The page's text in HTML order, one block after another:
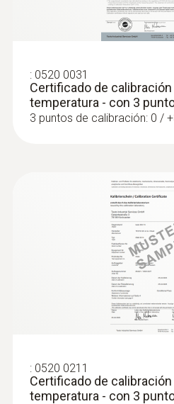
Set combinado 1 para
delta P con
: 0520 0031
Certificado de calibración
temperatura - con 3
3 puntos de calibración: 0 /
: 0520 0211
Certificado de calibración
temperatura - con 3